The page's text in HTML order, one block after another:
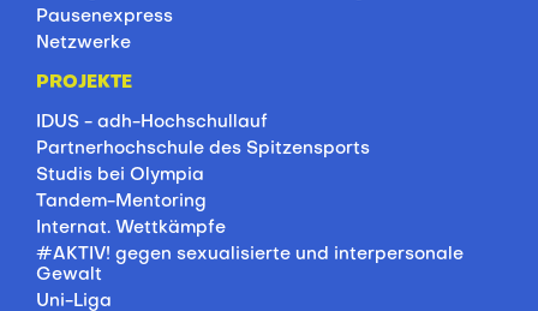
Pausenexpress
Netzwerke
PROJEKTE
IDUS - adh-Hochschullauf
Partnerhochschule des Spitzensports
Studis bei Olympia
Tandem-Mentoring
Internat. Wettkämpfe
#AKTIV! gegen sexualisierte und interpersonale
Gewalt
Uni-Liga